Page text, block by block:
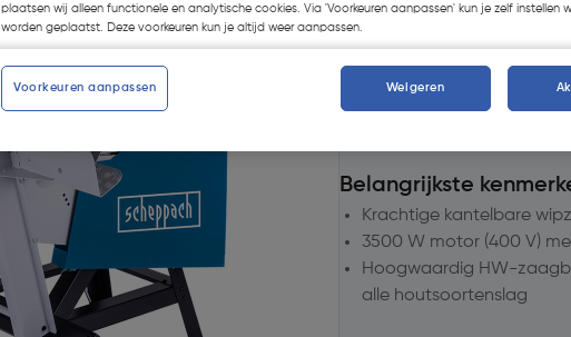
op voorraad, leverbaar
Aantal
Belangrijkste
Krachtige kantelbare
3500 W motor (400 V)
Hoogwaardig HW-
alle houtsoortenslag
plaatsen wij alleen functionele en analytische cookies. Via 'Voorkeuren aanpassen' kun je zelf instellen
worden geplaatst. Deze voorkeuren kun je altijd weer aanpassen.
Voorkeuren aanpassen Weigeren